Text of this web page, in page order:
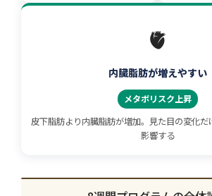
🫀
内臓脂肪が増えやすい
メタボリスク上昇
皮下脂肪より内臓脂肪が増加。見た目の変化だ
影響する